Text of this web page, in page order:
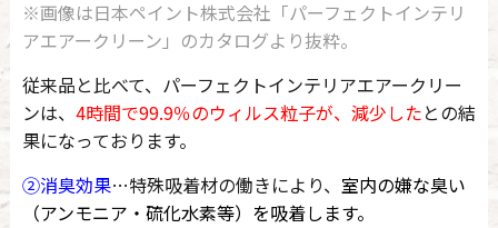
※画像は日本ペイント株式会社「パーフェクトインテリ
アエアークリーン」のカタログより抜粋。
従来品と比べて、パーフェクトインテリアエアークリー
ンは、 4時間で99.9％のウィルス粒子が、減少したとの結
果になっております。
②消臭効果…特殊吸着材の働きにより、 室内の嫌な臭い
（アンモニア・硫化水素等）を吸着します。